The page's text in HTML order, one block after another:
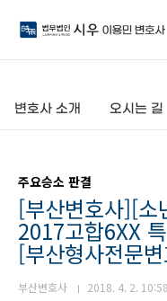
변호사 소개 오시는 길
주요승소 판결
[부산변호사][소
2017고합6XX
[부산형사전문
부산변호사 2018. 4. 2. 10:58